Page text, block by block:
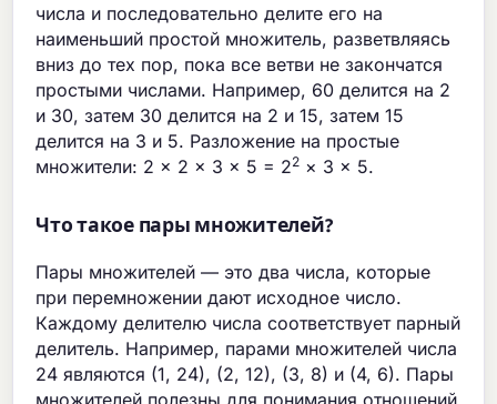
числа и последовательно делите его на
наименьший простой множитель, разветвляясь
вниз до тех пор, пока все ветви не закончатся
простыми числами. Например, 60 делится на 2
и 30, затем 30 делится на 2 и 15, затем 15
делится на 3 и 5. Разложение на простые
множители: 2 × 2 × 3 × 5 = 22 × 3 × 5.
Что такое пары множителей?
Пары множителей — это два числа, которые
при перемножении дают исходное число.
Каждому делителю числа соответствует парный
делитель. Например, парами множителей числа
24 являются (1, 24), (2, 12), (3, 8) и (4, 6). Пары
множителей полезны для понимания отношений